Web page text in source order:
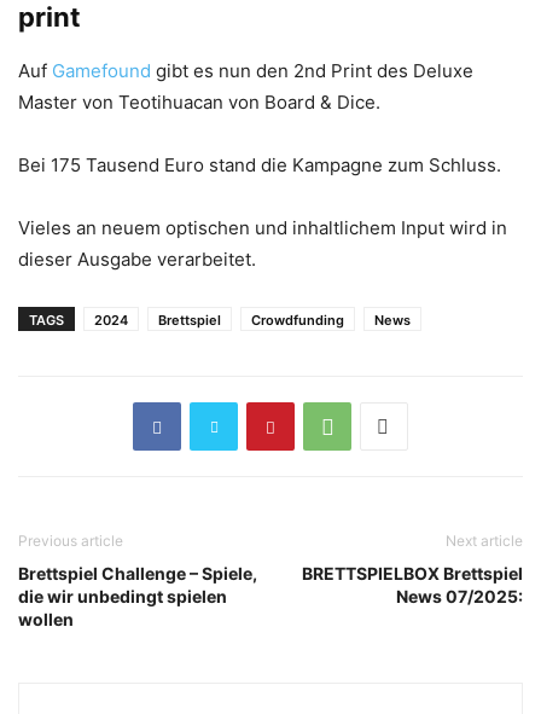
print
Auf Gamefound gibt es nun den 2nd Print des Deluxe
Master von Teotihuacan von Board & Dice.
Bei 175 Tausend Euro stand die Kampagne zum Schluss.
Vieles an neuem optischen und inhaltlichem Input wird in
dieser Ausgabe verarbeitet.
TAGS 2024 Brettspiel Crowdfunding News
Previous article
Brettspiel Challenge – Spiele,
die wir unbedingt spielen
wollen
Next article
BRETTSPIELBOX Brettspiel
News 07/2025: